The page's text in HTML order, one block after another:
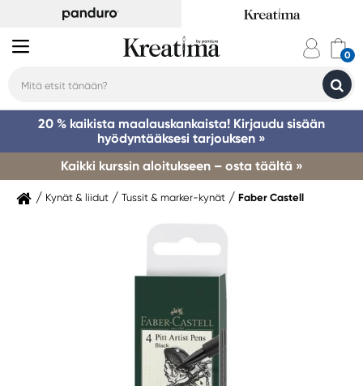
20 % kaikista maalauskankaista! Kirjaudu sisään
hyödyntääksesi tarjouksen »
Kaikki kurssin aloitukseen – osta täältä »
Kynät & liidut Tussit & marker-kynät Faber Castell